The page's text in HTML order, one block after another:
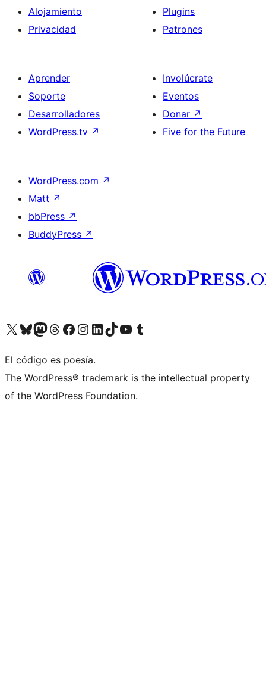
Alojamiento
Privacidad
Plugins
Patrones
Aprender
Soporte
Desarrolladores
WordPress.tv ↗
Involúcrate
Eventos
Donar ↗
Five for the Future
WordPress.com ↗
Matt ↗
bbPress ↗
BuddyPress ↗
Visita nuestra cuenta de X (anteriormente Twitter)
Visita nuestra cuenta de Bluesky
Visita nuestra cuenta de Mastodon
Visita nuestra cuenta de Threads
Visita nuestra página de Facebook
Visita nuestra cuenta de Instagram
Visita nuestra cuenta de LinkedIn
Visita nuestra cuenta de TikTok
Visita nuestro canal de YouTube
Visita nuestra cuenta de Tumblr
El código es poesía.
The WordPress® trademark is the intellectual property
of the WordPress Foundation.